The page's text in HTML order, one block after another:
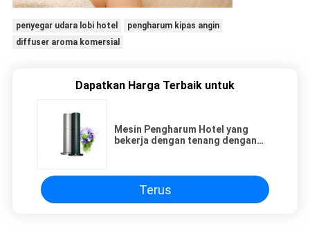
penyegar udara lobi hotel
pengharum kipas angin
diffuser aroma komersial
Dapatkan Harga Terbaik untuk
Mesin Pengharum Hotel yang
bekerja dengan tenang dengan
Terus